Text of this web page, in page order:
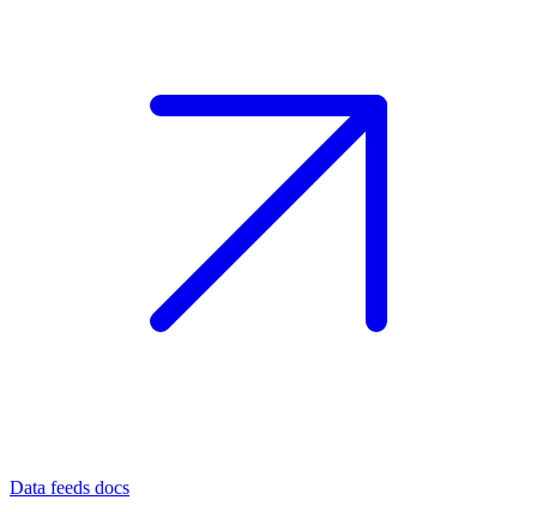
Data feeds docs